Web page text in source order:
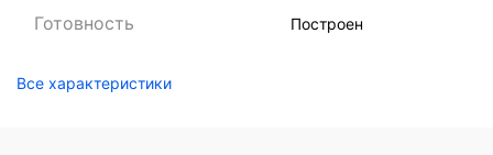
Готовность Построен
Все характеристики